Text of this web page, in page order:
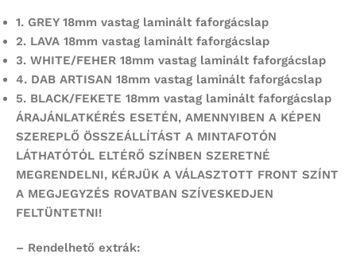
1. GREY 18mm vastag laminált faforgácslap
2. LAVA 18mm vastag laminált faforgácslap
3. WHITE/FEHER 18mm vastag laminált faforgácslap
4. DAB ARTISAN 18mm vastag laminált faforgácslap
5. BLACK/FEKETE 18mm vastag laminált faforgácslap
ÁRAJÁNLATKÉRÉS ESETÉN, AMENNYIBEN A KÉPEN
SZEREPLŐ ÖSSZEÁLLÍTÁST A MINTAFOTÓN
LÁTHATÓTÓL ELTÉRŐ SZÍNBEN SZERETNÉ
MEGRENDELNI, KÉRJÜK A VÁLASZTOTT FRONT SZÍNT
A MEGJEGYZÉS ROVATBAN SZÍVESKEDJEN
FELTÜNTETNI!
– Rendelhető extrák: